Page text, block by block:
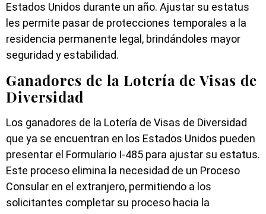
Estados Unidos durante un año. Ajustar su estatus
les permite pasar de protecciones temporales a la
residencia permanente legal, brindándoles mayor
seguridad y estabilidad.
Ganadores de la Lotería de Visas de
Diversidad
Los ganadores de la Lotería de Visas de Diversidad
que ya se encuentran en los Estados Unidos pueden
presentar el Formulario I-485 para ajustar su estatus.
Este proceso elimina la necesidad de un Proceso
Consular en el extranjero, permitiendo a los
solicitantes completar su proceso hacia la